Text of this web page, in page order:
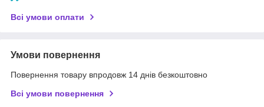
Всі умови оплати
Умови повернення
Повернення товару впродовж 14 днів безкоштовно
Всі умови повернення